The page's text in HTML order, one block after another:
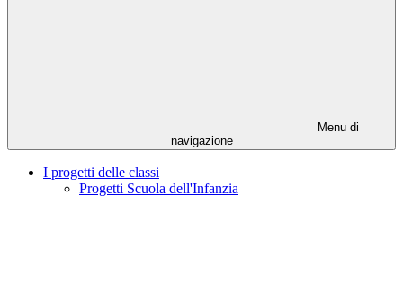
Menu di
navigazione
I progetti delle classi
Progetti Scuola dell'Infanzia